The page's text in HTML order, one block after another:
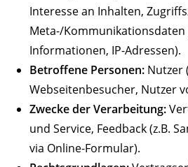
Interesse an Inhalten,
Meta-/Kommunikationsdaten
Informationen, IP-Adressen).
Betroffene Personen: Nutzer
Webseitenbesucher, Nutzer
Zwecke der Verarbeitung:
und Service, Feedback (z.B.
via Online-Formular).